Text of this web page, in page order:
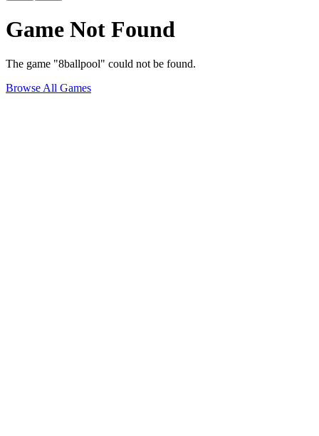
Game Not Found
The game "8ballpool" could not be found.
Browse All Games